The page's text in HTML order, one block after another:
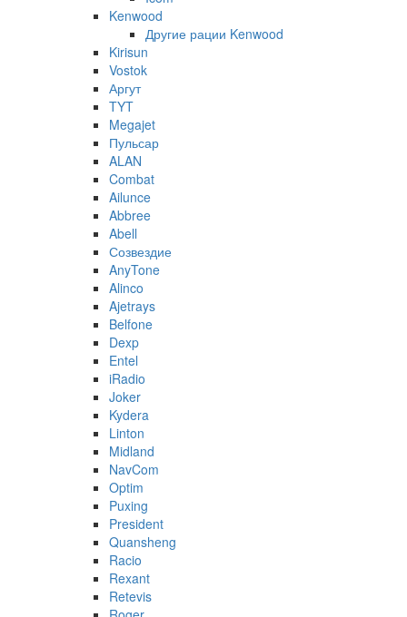
Kenwood
Другие рации Kenwood
Kirisun
Vostok
Аргут
TYT
Megajet
Пульсар
ALAN
Combat
Ailunce
Abbree
Abell
Созвездие
AnyTone
Alinco
Ajetrays
Belfone
Dexp
Entel
iRadio
Joker
Kydera
Linton
Midland
NavCom
Optim
Puxing
President
Quansheng
Racio
Rexant
Retevis